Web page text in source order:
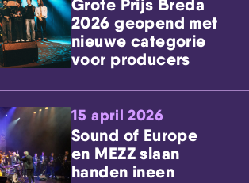
Grote Prijs Breda
2026 geopend met
nieuwe categorie
voor producers
15 april 2026
Sound of Europe
en MEZZ slaan
handen ineen